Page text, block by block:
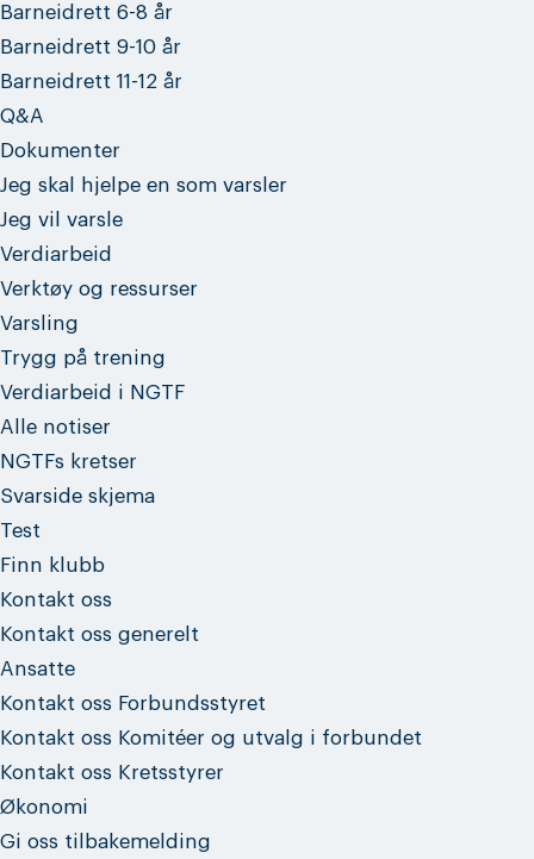
Barneidrett 6-8 år
Barneidrett 9-10 år
Barneidrett 11-12 år
Q&A
Dokumenter
Jeg skal hjelpe en som varsler
Jeg vil varsle
Verdiarbeid
Verktøy og ressurser
Varsling
Trygg på trening
Verdiarbeid i NGTF
Alle notiser
NGTFs kretser
Svarside skjema
Test
Finn klubb
Kontakt oss
Kontakt oss generelt
Ansatte
Kontakt oss Forbundsstyret
Kontakt oss Komitéer og utvalg i forbundet
Kontakt oss Kretsstyrer
Økonomi
Gi oss tilbakemelding